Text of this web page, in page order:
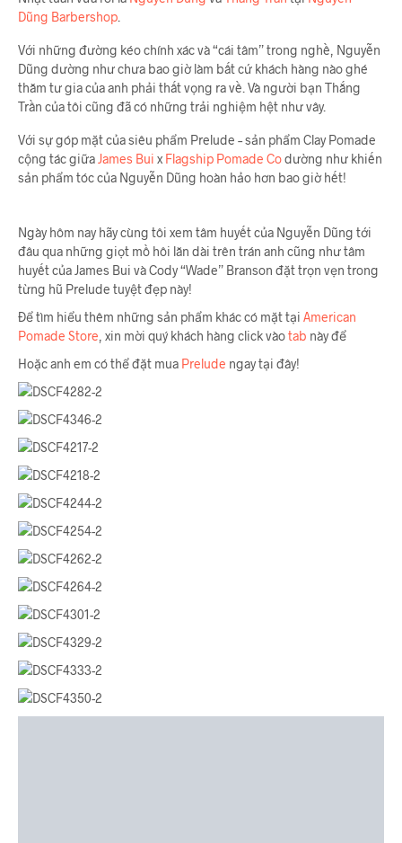
Dũng Barbershop
Với những đường kéo chính xác và “cái tâm” trong nghề, Nguyễn
Dũng dường như chưa bao giờ làm bất cứ khách hàng nào ghé
thăm tư gia của anh phải thất vọng ra về. Và người bạn Thắng
Trần của tôi cũng đã có những trải nghiệm hệt như vây.
Với sự góp mặt của siêu phẩm Prelude – sản phẩm Clay Pomade
cộng tác giữaJames Bui x Flagship Pomade Codường như khiến
sản phẩm tóc của Nguyễn Dũng hoàn hảo hơn bao giờ hết!
Ngày hôm nay hãy cùng tôi xem tâm huyết của Nguyễn Dũng tới
đâu qua những giọt mồ hôi lăn dài trên trán anh cũng như tâm
huyết của James Bui và Cody “Wade” Branson đặt trọn vẹn trong
từng hũ Prelude tuyệt đẹp này!
Để tìm hiểu thêm những sản phẩm khác có mặt tại American
Pomade Store , xin mời quý khách hàng click vàotab này để
Hoặc anh em có thể đặt mua Prelude ngay tại đây!